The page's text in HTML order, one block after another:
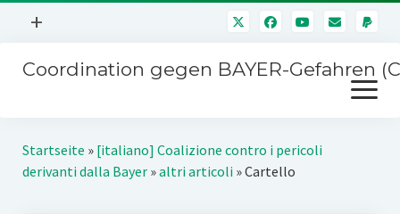
Menü
+
Mitmachen
Über uns
Coordination gegen BAYER-Gefahren
Menü
öffnen
Kampagnen
Startseite » [italiano] Coalizione contro i pericoli
derivanti dalla Bayer»altri articoli »Cartello